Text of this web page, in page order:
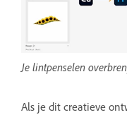
Je lintpenselen
Als je dit creatieve